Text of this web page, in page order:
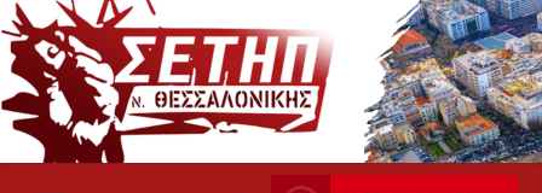
Skip
to
content